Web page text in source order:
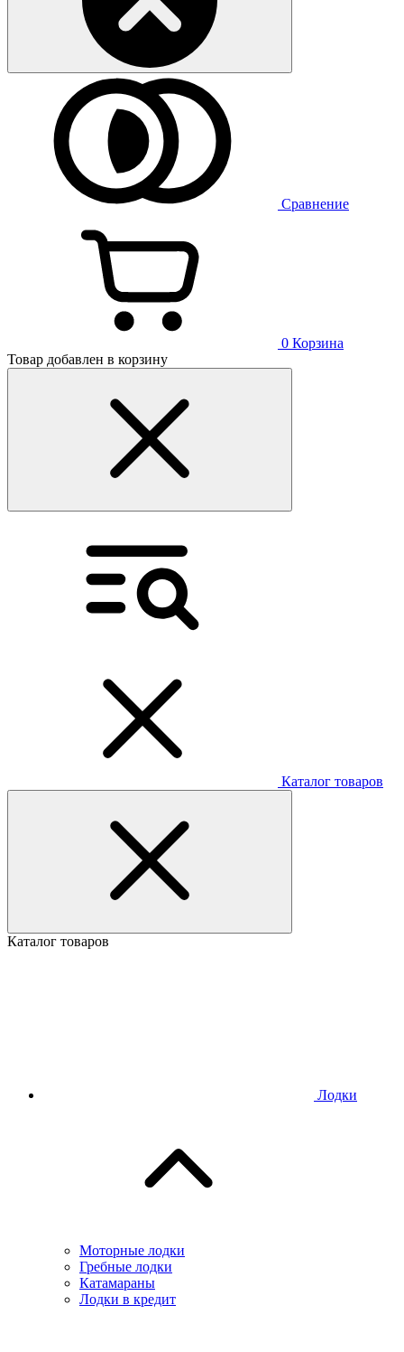
Сравнение
0 Корзина
Товар добавлен в корзину
Каталог товаров
Каталог товаров
Лодки
Моторные лодки
Гребные лодки
Катамараны
Лодки в кредит